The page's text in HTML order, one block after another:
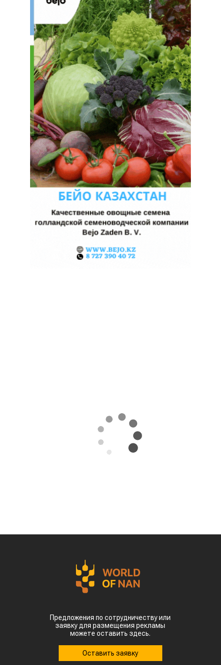
За первые пять месяцев этого года аграрии
Казахстана совершили масштабный прорыв
на мировом рынке зернобобовых, продав за
страны мира. Ключевым торговым партнером
остается Турция, которая увеличила закупки в
пять раз и импортировала 63,4 тыс. тонн.
Главной сенсацией отчетного периода стал
текущего года КНР выкупила сразу 14,2 тыс.
тонн казахстанской чечевицы.
Высокую динамику спроса показывают и другие
традиционные рынки: Афганистан — 4,9 тыс